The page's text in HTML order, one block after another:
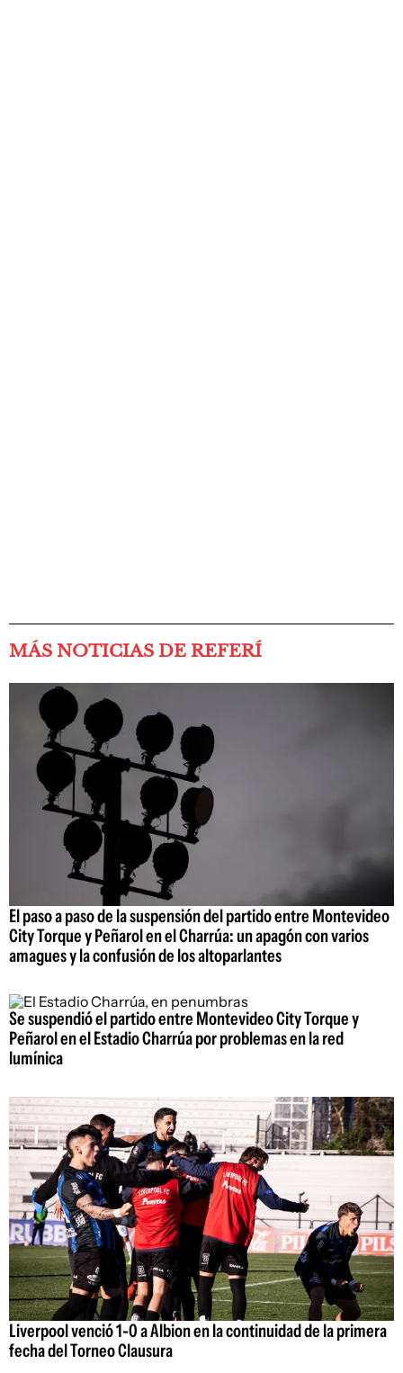
MÁS NOTICIAS DE REFERÍ
El paso a paso de la suspensión del partido entre Montevideo
City Torque y Peñarol en el Charrúa: un apagón con varios
amagues y la confusión de los altoparlantes
Se suspendió el partido entre Montevideo City Torque y
Peñarol en el Estadio Charrúa por problemas en la red
lumínica
Liverpool venció 1-0 a Albion en la continuidad de la primera
fecha del Torneo Clausura